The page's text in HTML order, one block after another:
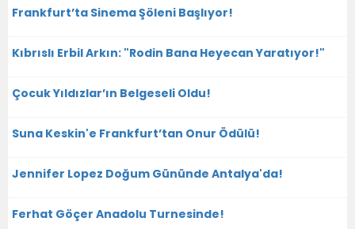
Frankfurt’ta Sinema Şöleni Başlıyor!
Kıbrıslı Erbil Arkın: "Rodin Bana Heyecan Yaratıyor!"
Çocuk Yıldızlar’ın Belgeseli Oldu!
Suna Keskin'e Frankfurt’tan Onur Ödülü!
Jennifer Lopez Doğum Gününde Antalya'da!
Ferhat Göçer Anadolu Turnesinde!